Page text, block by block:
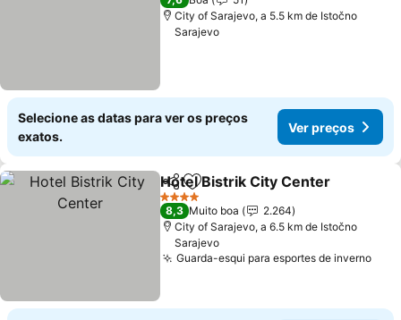
City of Sarajevo, a 5.5 km de Istočno
Sarajevo
Selecione as datas para ver os preços
exatos.
Ver preços
PartilharAdicionar aos favoritos
Hotel Bistrik City Center
4 Estrelas
8,3 Muito boa
2.264
City of Sarajevo, a 6.5 km de Istočno
Sarajevo
Guarda-esqui para esportes de inverno